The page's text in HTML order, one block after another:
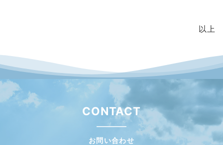
以上
CONTACT
お問い合わせ